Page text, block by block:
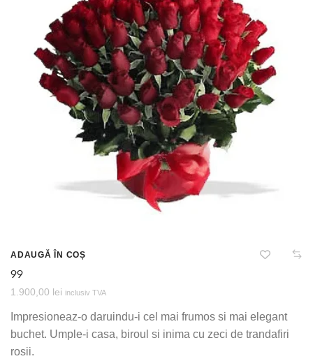
ADAUGĂ ÎN COȘ
99
1.900,00 lei inclusiv TVA
Impresioneaz-o daruindu-i cel mai frumos si mai elegant
buchet. Umple-i casa, biroul si inima cu zeci de trandafiri
rosii.